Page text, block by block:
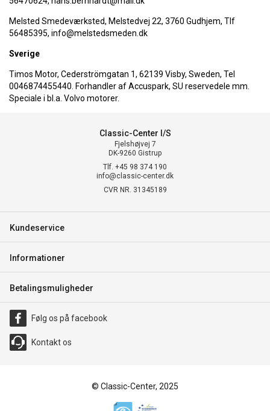
Melsted Smedeværksted, Melstedvej 22, 3760 Gudhjem, Tlf
56485395, info@melstedsmeden.dk
Sverige
Timos Motor, Cederströmgatan 1, 62139 Visby, Sweden, Tel
0046874455440. Forhandler af Accuspark, SU reservedele mm.
Speciale i bl.a. Volvo motorer.
Classic-Center I/S
Fjelshøjvej 7
DK-9260 Gistrup
Tlf. +45 98 374 190
info@classic-center.dk
CVR NR. 31345189
Kundeservice
Informationer
Betalingsmuligheder
Følg os på facebook
Kontakt os
© Classic-Center, 2025